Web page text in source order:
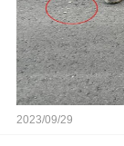
2023/09/29